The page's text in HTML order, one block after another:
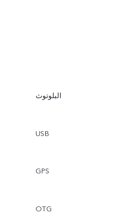
البلوتوث
USB
GPS
OTG